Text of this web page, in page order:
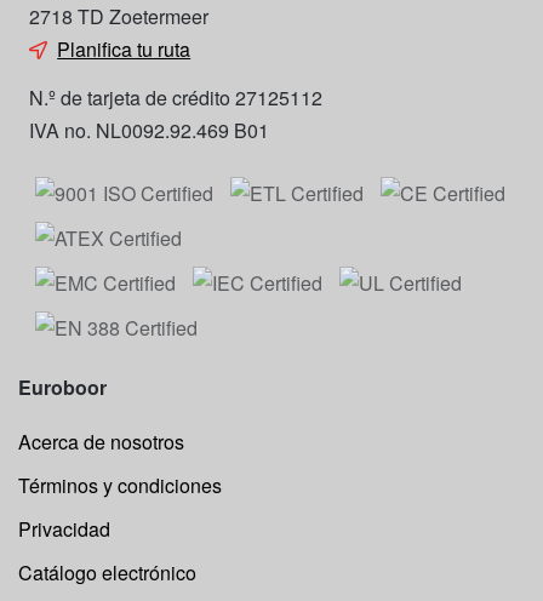
2718 TD Zoetermeer
Planifica tu ruta
N.º de tarjeta de crédito 27125112
IVA no. NL0092.92.469 B01
Euroboor
Acerca de nosotros
Términos y condiciones
Privacidad
Catálogo electrónico